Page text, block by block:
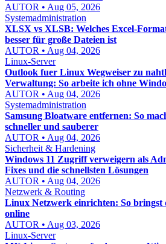
AUTOR • Aug 05, 2026
Systemadministration
XLSX vs XLSB: Welches Excel-
besser für große Dateien ist
AUTOR • Aug 04, 2026
Linux-Server
Outlook fuer Linux Wegweiser zu
Verwaltung: So arbeite ich ohne
AUTOR • Aug 04, 2026
Systemadministration
Samsung Bloatware entfernen: So
schneller und sauberer
AUTOR • Aug 04, 2026
Sicherheit & Hardening
Windows 11 Zugriff verweigern als
Fixes und die schnellsten Lösungen
AUTOR • Aug 04, 2026
Netzwerk & Routing
Linux Netzwerk einrichten: So bringst
online
AUTOR • Aug 03, 2026
Linux-Server